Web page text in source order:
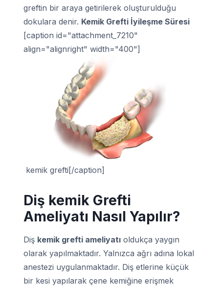
greftin bir araya getirilerek oluşturulduğu
dokulara denir. Kemik Grefti İyileşme Süresi
[caption id="attachment_7210"
align="alignright" width="400"]
kemik grefti[/caption]
Diş kemik Grefti
Ameliyatı Nasıl Yapılır?
Diş kemik grefti ameliyatı oldukça yaygın
olarak yapılmaktadır. Yalnızca ağrı adına lokal
anestezi uygulanmaktadır. Diş etlerine küçük
bir kesi yapılarak çene kemiğine erişmek